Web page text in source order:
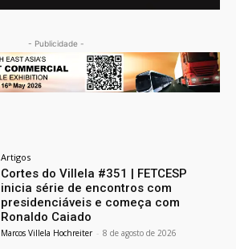
- Publicidade -
Artigos
Cortes do Villela #351 | FETCESP
inicia série de encontros com
presidenciáveis e começa com
Ronaldo Caiado
Marcos Villela Hochreiter - 8 de agosto de 2026